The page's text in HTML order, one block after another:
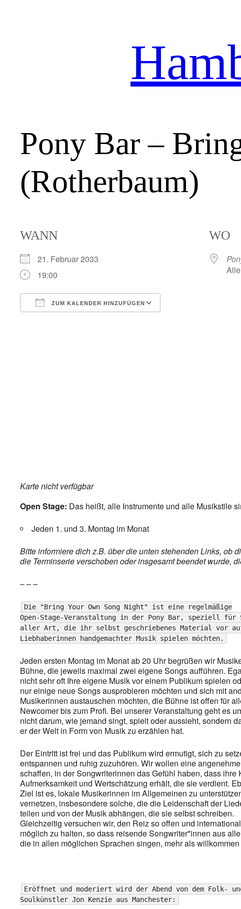
Pony Bar –
(Rotherbaum)
WANN
21. Februar 2033
19:00
ZUM KALENDER HINZUFÜGEN
WO
Karte nicht verfügbar
Open Stage: Das heißt, alle Instrumente und alle Musikstile
Jeden 1. und 3. Montag im Monat
Bitte informiere dich z.B. über die unten stehenden Links, ob
die Terminserie verschoben oder insgesamt beendet wurde,
– – –
Die "Bring Your Own Song Night" ist eine regelmäßige
Open-Stage-Veranstaltung in der Pony Bar, speziell für
aller Art, die ihr selbst geschriebenes Material vor
Liebhaberinnen handgemachter Musik spielen möchten.
Jeden ersten Montag im Monat ab 20 Uhr begrüßen wir
Bühne, die jeweils maximal zwei eigene Songs aufführen.
nicht sehr oft Ihre eigene Musik vor einem Publikum spielen
nur einige neue Songs ausprobieren möchten und sich mit
Musikerinnen austauschen möchten, die Bühne ist offen für
Newcomer bis zum Profi. Bei unserer Veranstaltung geht es
nicht darum, wie jemand singt, spielt oder aussieht, sondern
er der Welt in Form von Musik zu erzählen hat.
Der Eintritt ist frei und das Publikum wird ermutigt, sich zu
entspannen und ruhig zuzuhören. Wir wollen eine
schaffen, in der Songwriterinnen das Gefühl haben, dass ihre
Aufmerksamkeit und Wertschätzung erhält, die sie verdient.
Ziel ist es, lokale Musikerinnen im Allgemeinen zu
vernetzen, insbesondere solche, die die Leidenschaft der
teilen und von der Musik abhängen, die sie selbst schreiben.
Gleichzeitig versuchen wir, den Reiz so offen und
möglich zu halten, so dass reisende Songwriter*innen aus
die in allen möglichen Sprachen singen, mehr als
Eröffnet und moderiert wird der Abend von dem Folk-
Soulkünstler Jon Kenzie aus Manchester: